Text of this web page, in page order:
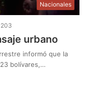
Nacionales
203
urbano
informó que la
bolívares,…